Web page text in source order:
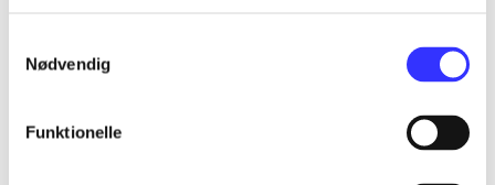
Nødvendig
Funktionelle
lorem ipsum dolor sit amet ...
lorem ipsum dolor sit amet ...
lorem ipsum dolor sit amet ...